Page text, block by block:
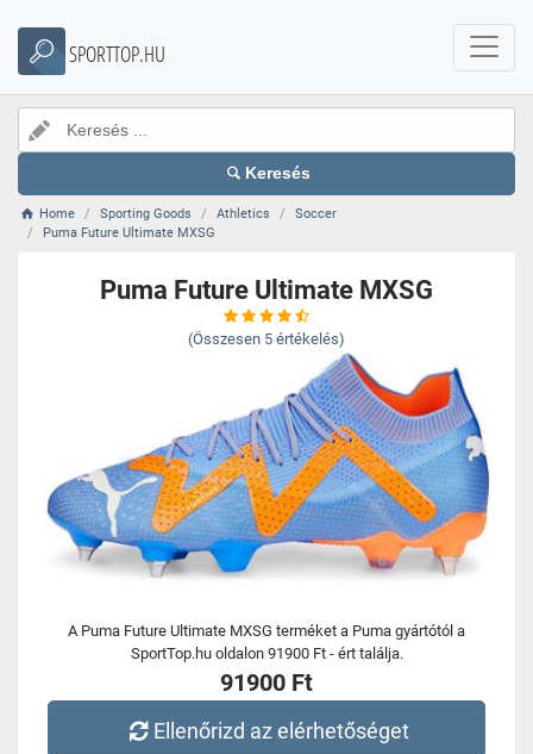
SPORTTOP.HU
Keresés
Home Sporting Goods Athletics
Soccer
Puma Future Ultimate MXSG
Puma Future Ultimate MXSG
(Összesen 5 értékelés)
A Puma Future Ultimate MXSG terméket a Puma gyártótól a
SportTop.hu oldalon 91900 Ft - ért találja.
91900 Ft
Ellenőrizd az elérhetőséget